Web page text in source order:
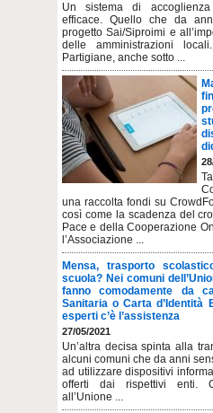
Un sistema di
efficace. Quello che da
progetto Sai/Siproimi e
delle amministrazioni
Partigiane, anche sotto ...
una raccolta fondi su
così come la scadenza del
Pace e della Cooperazione
l’Associazione ...
Mensa, trasporto
scuola? Nei comuni
fanno comodamente da
Sanitaria o Carta d’Identità
esperti c’è l’assistenza
27/05/2021
Un’altra decisa spinta alla
alcuni comuni che da anni
ad utilizzare dispositivi
offerti dai rispettivi enti.
all’Unione ...